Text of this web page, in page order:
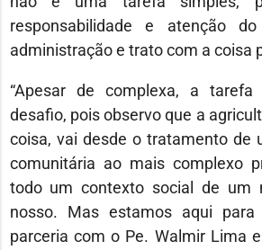
responsabilidade e atenção
administração e trato com a coisa
“Apesar de complexa, a
desafio, pois observo que a
coisa, vai desde o tratamento de
comunitária ao mais complexo
todo um contexto social de um
nosso. Mas estamos aqui para
parceria com o Pe. Walmir Lima